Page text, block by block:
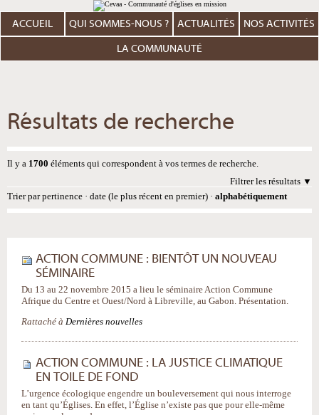
au
contenu.
Aller
personnels
ACCUEIL QUI SOMMES-NOUS ? ACTUALITÉS NOS ACTIVITÉS
LA COMMUNAUTÉ
Résultats de recherche
Il y a 1700 éléments qui correspondent à vos termes de recherche.
Filtrer les résultats
Trier par pertinence · date (le plus récent en premier) · alphabétiquement
ACTION COMMUNE : BIENTÔT UN NOUVEAU
SÉMINAIRE
Du 13 au 22 novembre 2015 a lieu le séminaire Action Commune
Afrique du Centre et Ouest/Nord à Libreville, au Gabon. Présentation.
Rattaché à Dernières nouvelles
ACTION COMMUNE : LA JUSTICE CLIMATIQUE
EN TOILE DE FOND
L’urgence écologique engendre un bouleversement qui nous interroge
en tant qu’Églises. En effet, l’Église n’existe pas que pour elle-même